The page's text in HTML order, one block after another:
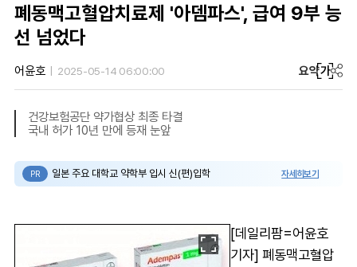
폐동맥고혈압치료제 '아뎀파스', 급여 9부 능
선 넘었다
어윤호 2025-05-14 06:00:00 요약가
건강보험공단 약가협상 최종 타결
국내 허가 10년 만에 등재 눈앞
PR 일본 주요 대학교 약학부 입시 신(편)입학 자세히보기
[데일리팜=어윤호
기자] 폐동맥고혈압